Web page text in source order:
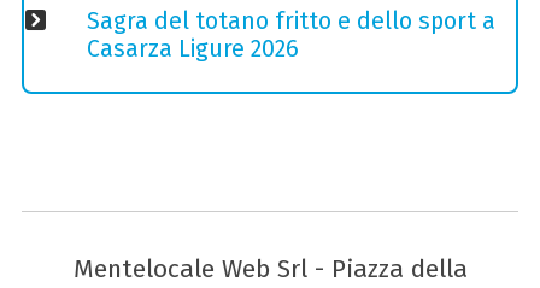
Sagra del totano fritto e dello sport a
Casarza Ligure 2026
Mentelocale Web Srl - Piazza della